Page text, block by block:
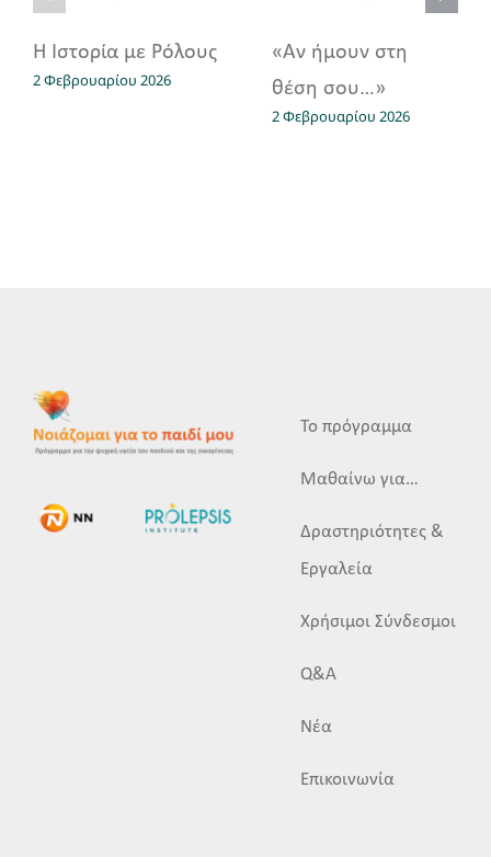
Η Ιστορία με Ρόλους
2 Φεβρουαρίου 2026
«Αν ήμουν στη
θέση σου…»
2 Φεβρουαρίου 2026
Το πρόγραμμα
Μαθαίνω για…
Δραστηριότητες &
Εργαλεία
Χρήσιμοι Σύνδεσμοι
Q&A
Νέα
Επικοινωνία